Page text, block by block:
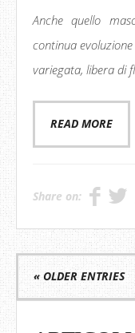
Anche quello
continua
variegata, libera di
READ MORE
Share on:
« OLDER ENTRIES